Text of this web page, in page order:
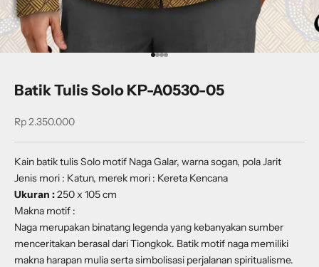
Go to item 1
Go to item 2
Go to item 3
Go to item 4
Batik Tulis Solo KP-A0530-05
Sale price
Rp 2.350.000
Kain batik tulis Solo motif Naga Galar, warna sogan, pola Jarit
Jenis mori : Katun, merek mori : Kereta Kencana
Ukuran :250 x 105 cm
Makna motif :
Naga merupakan binatang legenda yang kebanyakan sumber
menceritakan berasal dari Tiongkok. Batik motif naga memiliki
makna harapan mulia serta simbolisasi perjalanan spiritualisme.